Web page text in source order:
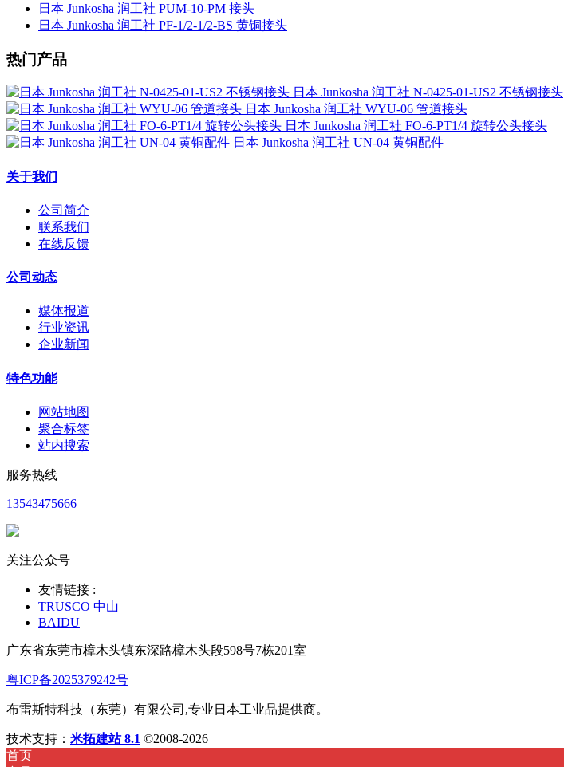
日本 Junkosha 润工社 PUM-10-PM 接头
日本 Junkosha 润工社 PF-1/2-1/2-BS 黄铜接头
热门产品
日本 Junkosha 润工社 N-0425-01-US2 不锈钢接头
日本 Junkosha 润工社 WYU-06 管道接头
日本 Junkosha 润工社 FO-6-PT1/4 旋转公头接头
日本 Junkosha 润工社 UN-04 黄铜配件
关于我们
公司简介
联系我们
在线反馈
公司动态
媒体报道
行业资讯
企业新闻
特色功能
网站地图
聚合标签
站内搜索
服务热线
13543475666
关注公众号
友情链接 :
TRUSCO 中山
BAIDU
广东省东莞市樟木头镇东深路樟木头段598号7栋201室
粤ICP备2025379242号
布雷斯特科技（东莞）有限公司,专业日本工业品提供商。
技术支持： 米拓建站 8.1 ©2008-2026
首页